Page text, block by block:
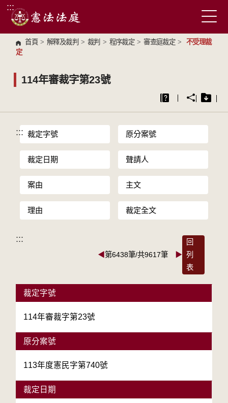
跳到主要內容區塊
:::
首頁 > 解釋及裁判 > 裁判 > 程序裁定 > 審查庭裁定 >
不受理裁
定
114年審裁字第23號
::: 裁定字號 原分案號
裁定日期 聲請人
案由 主文
理由 裁定全文
:::
◀第6438筆/共9617筆 ▶
回
列
表
裁定字號
114年審裁字第23號
原分案號
113年度憲民字第740號
裁定日期